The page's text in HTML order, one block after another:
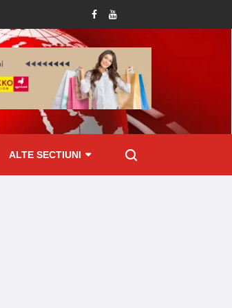
Femeie prinsă mangă la volan: șoferița de 49 de ani,
ALTE SECTIUNI